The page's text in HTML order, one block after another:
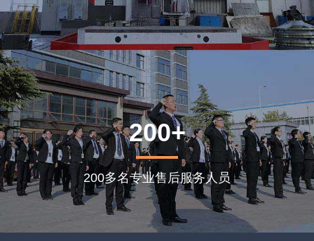
200+
200多名专业售后服务人员